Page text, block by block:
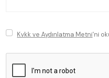
Kvkk ve Aydınlatma Metni'ni